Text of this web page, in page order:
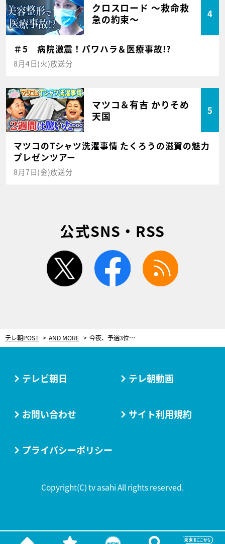
クロスロード ～救命救
急の約束～
4
＃5 病院激震！パワハラ＆医療事故!?
8月4日(火)放送分
マツコ＆有吉 かりそめ
天国
5
マツコのTシャツ洗濯事情 たくろうの滋賀の魅力
プレゼンツアー
8月7日(金)放送分
公式SNS・RSS
twitter facebook
テレ朝POST AND MORE 今夜、予選3位から10人でメダル獲得へ！シンクロ日本代表へ送られる“熱い”エール
テレビ朝日 テレ朝動画
お問い合わせ サイト利用規約
プライバシーポリシー
Copyright(C) tv asahi All rights reserved.